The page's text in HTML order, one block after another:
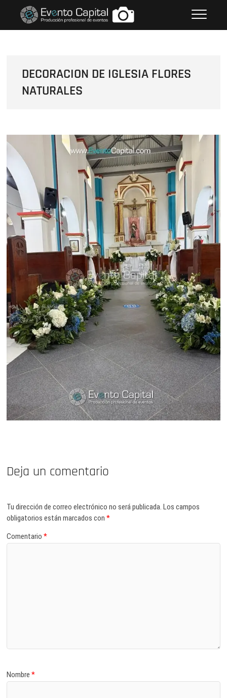
contenido
FOTOS GRUPO EMPRESARIAL
DECORACION DE IGLESIA FLORES
NATURALES
Deja un comentario
Tu dirección de correo electrónico no será publicada. Los campos
obligatorios están marcados con*
Comentario*
Nombre*